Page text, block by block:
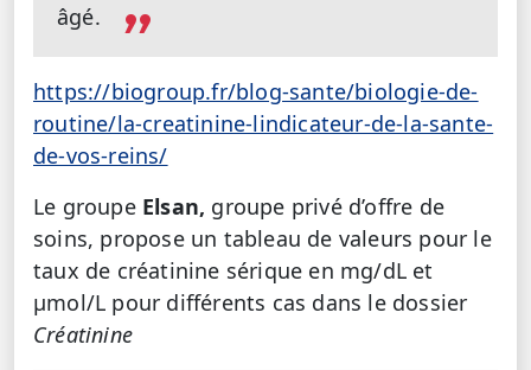
âgé.
https://biogroup.fr/blog-sante/biologie-de-
routine/la-creatinine-lindicateur-de-la-sante-
de-vos-reins/
Le groupe Elsan, groupe privé d’offre de
soins, propose un tableau de valeurs pour le
taux de créatinine sérique en mg/dL et
µmol/L pour différents cas dans le dossier
Créatinine